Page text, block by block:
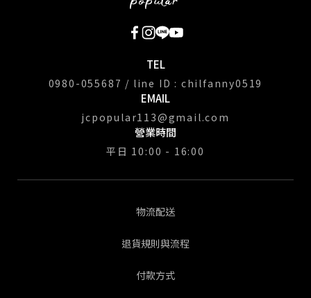
TEL
0980-055687 / line ID : chilfanny0519
EMAIL
jcpopular113@gmail.com
營業時間
平日 10:00 - 16:00
物流配送
退貨規則與流程
付款方式